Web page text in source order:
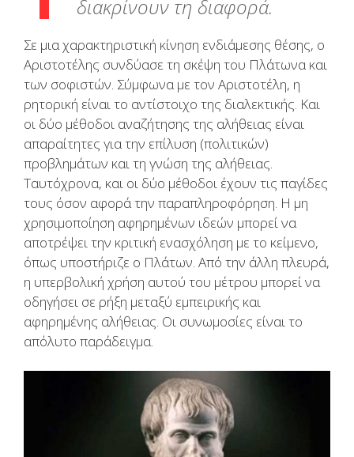
διακρίνουν τη διαφορά.
Σε μια χαρακτηριστική κίνηση ενδιάμεσης θέσης, ο
Αριστοτέλης συνδύασε τη σκέψη του Πλάτωνα και
των σοφιστών. Σύμφωνα με τον Αριστοτέλη, η
ρητορική είναι το αντίστοιχο της διαλεκτικής. Και
οι δύο μέθοδοι αναζήτησης της αλήθειας είναι
απαραίτητες για την επίλυση (πολιτικών)
προβλημάτων και τη γνώση της αλήθειας.
Ταυτόχρονα, και οι δύο μέθοδοι έχουν τις παγίδες
τους όσον αφορά την παραπληροφόρηση. Η μη
χρησιμοποίηση αφηρημένων ιδεών μπορεί να
αποτρέψει την κριτική ενασχόληση με το κείμενο,
όπως υποστήριζε ο Πλάτων. Από την άλλη πλευρά,
η υπερβολική χρήση αυτού του μέτρου μπορεί να
οδηγήσει σε ρήξη μεταξύ εμπειρικής και
αφηρημένης αλήθειας. Οι συνωμοσίες είναι το
απόλυτο παράδειγμα.